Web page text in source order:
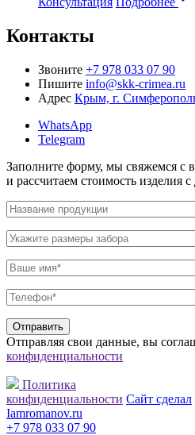
Контакты
Звоните +7 978 033 07 90
Пишите info@skk-crimea.ru
Адрес Крым, г.
WhatsApp
Telegram
Заполните форму, мы свяжемся с
и рассчитаем стоимость изделия с
Отправляя свои данные, вы
конфиденциальности
Политика
конфиденциальности Сайт сделал
Iamromanov.ru
+7 978 033 07 90